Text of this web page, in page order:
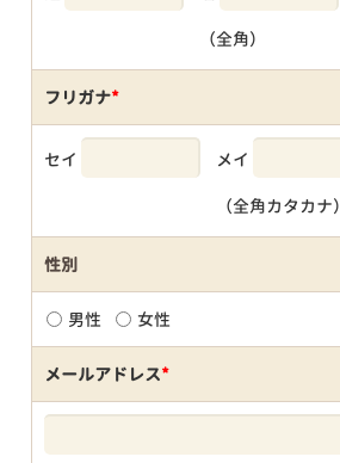
（全角）
フリガナ*
セイ メイ
（全角カタカナ）
性別
男性 女性
メールアドレス*